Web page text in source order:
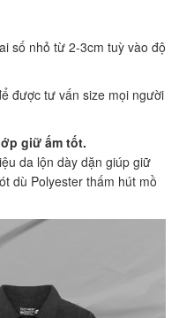
số nhỏ từ 2-3cm tuỳ vào độ
được tư vấn size mọi người
giữ ấm tốt.
da lộn dày dặn giúp giữ
dù Polyester thấm hút mồ